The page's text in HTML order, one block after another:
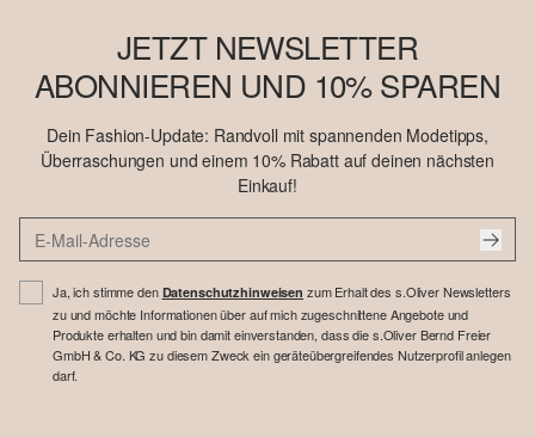
JETZT NEWSLETTER
ABONNIEREN UND 10% SPAREN
Dein Fashion-Update: Randvoll mit spannenden Modetipps,
Überraschungen und einem 10% Rabatt auf deinen nächsten
Einkauf!
Ja, ich stimme den Datenschutzhinweisen zum Erhalt des s.Oliver Newsletters
zu und möchte Informationen über auf mich zugeschnittene Angebote und
Produkte erhalten und bin damit einverstanden, dass die s.Oliver Bernd Freier
GmbH & Co. KG zu diesem Zweck ein geräteübergreifendes Nutzerprofil anlegen
darf.